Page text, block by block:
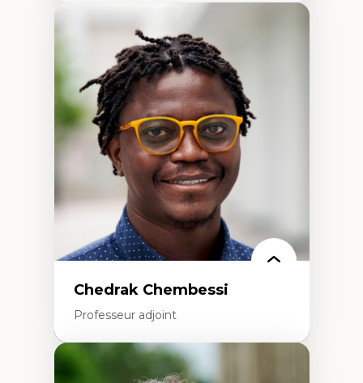
Expertises
Trajectoires migratoires
Migrations forcées
Études des frontières; Enjeux géopolitiques
des migrations
Politiques migratoires
Réfugiés
Demandeurs d’asile
Migrations irrégulières
Migrations temporaires
Migration et changement climatique
Migration et développement
Chedrak Chembessi
Professeur adjoint